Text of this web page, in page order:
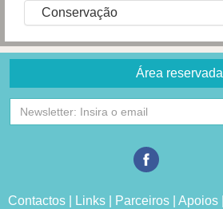
Conservação
Área reservada
Contactos| Links| Parceiros| Apoios|